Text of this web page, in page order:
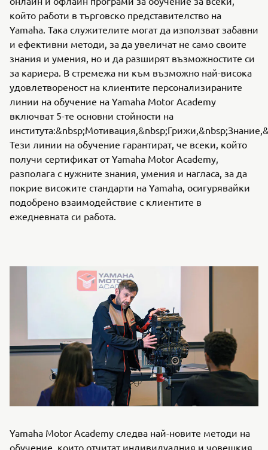
който работи в търговско представителство на
Yamaha. Така служителите могат да използват забавни
и ефективни методи, за да увеличат не само своите
знания и умения, но и да разширят възможностите си
за кариера. В стремежа ни към възможно най-висока
удовлетвореност на клиентите персонализираните
линии на обучение на Yamaha Motor Academy
включват 5-те основни стойности на
Тези линии на обучение гарантират, че всеки, който
получи сертификат от Yamaha Motor Academy,
разполага с нужните знания, умения и нагласа, за да
покрие високите стандарти на Yamaha, осигурявайки
подобрено взаимодействие с клиентите в
ежедневната си работа.
Yamaha Motor Academy следва най-новите методи на
обучение, които отчитат индивидуалния и човешкия